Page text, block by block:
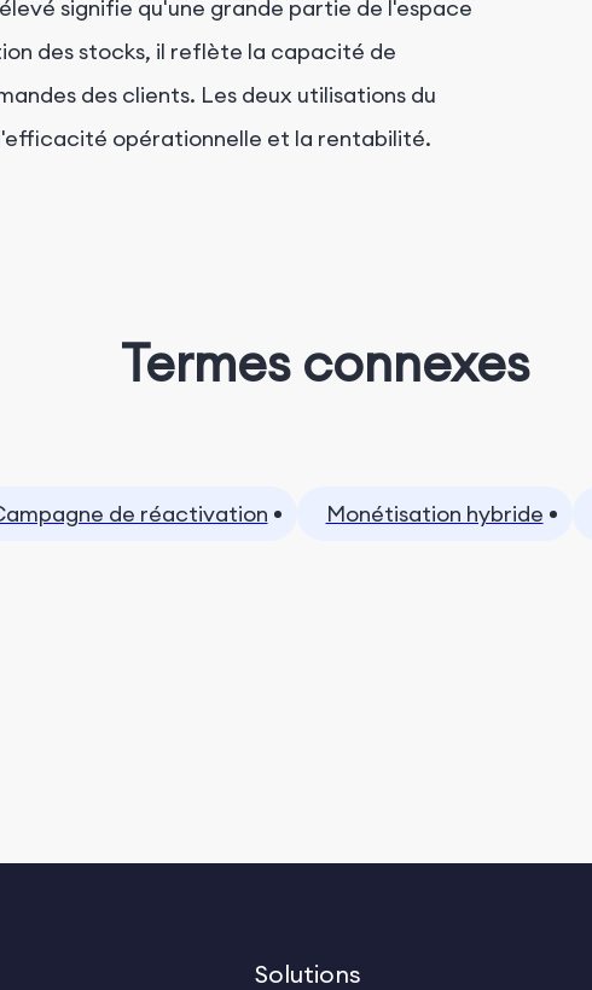
signifie qu'une grande partie de l'espace
des stocks, il reflète la capacité de
des clients. Les deux utilisations du
opérationnelle et la rentabilité.
Termes connexes
de réactivation Monétisation hybride
Solutions